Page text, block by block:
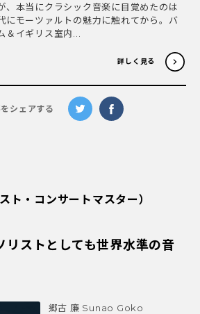
、本当にクラシック音楽に目覚めたのは
にモーツァルトの魅力に触れてから。バ
＆イギリス室内...
詳しく見る
シェアする
ト・コンサートマスター）
リストとしても世界水準の音
郷古 廉 Sunao Goko